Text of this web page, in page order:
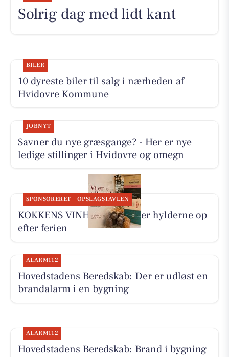
Solrig dag med lidt kant
BILER
10 dyreste biler til salg i nærheden af
Hvidovre Kommune
JOBNYT
Savner du nye græsgange? - Her er nye
ledige stillinger i Hvidovre og omegn
SPONSORERET OPSLAGSTAVLEN
KOKKENS VINHUS ApS fylder hylderne op
efter ferien
ALARM112
Hovedstadens Beredskab: Der er udløst en
brandalarm i en bygning
ALARM112
Hovedstadens Beredskab: Brand i bygning